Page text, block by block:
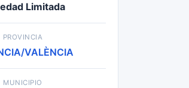
Limitada
PROVINCIA
VALÈNCIA
MUNICIPIO